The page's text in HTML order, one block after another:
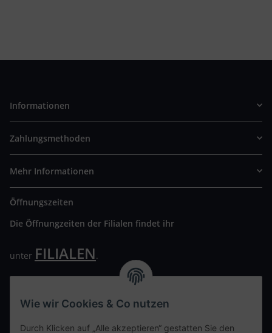
Informationen
Zahlungsmethoden
Mehr Informationen
Öffnungszeiten
Die Öffnungzeiten der Filialen findet ihr
unter FILIALEN.
Wir freuen uns auf Euren Besuch. Bitte beachtet die
Wie wir Cookies & Co nutzen
Durch Klicken auf „Alle akzeptieren“ gestatten Sie den